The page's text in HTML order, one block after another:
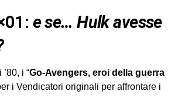
: e se… Hulk avesse
i “Go-Avengers, eroi della guerra
i Vendicatori originali per affrontare i